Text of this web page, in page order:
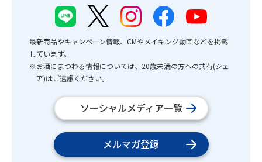
最新商品やキャンペーン情報、CMやメイキング動画などを掲載
しています。
※お酒にまつわる情報については、20歳未満の方への共有(シェ
ア)はご遠慮ください。
ソーシャルメディア一覧
メルマガ登録